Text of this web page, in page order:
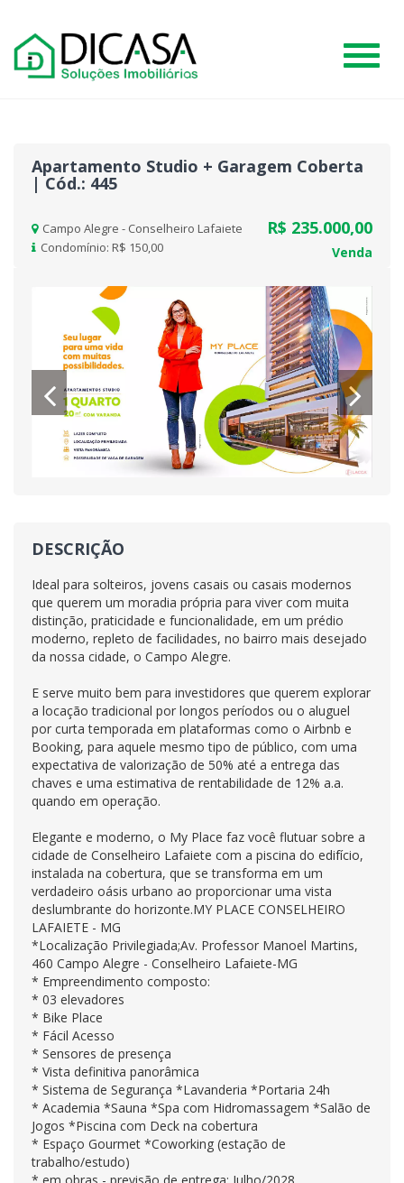
#
Apartamento Studio + Garagem Coberta
| Cód.: 445
Campo Alegre - Conselheiro Lafaiete
Condomínio: R$ 150,00
R$ 235.000,00
Venda
Previous
DESCRIÇÃO
Ideal para solteiros, jovens casais ou casais modernos
que querem um moradia própria para viver com muita
distinção, praticidade e funcionalidade, em um prédio
moderno, repleto de facilidades, no bairro mais desejado
da nossa cidade, o Campo Alegre.
E serve muito bem para investidores que querem explorar
a locação tradicional por longos períodos ou o aluguel
por curta temporada em plataformas como o Airbnb e
Booking, para aquele mesmo tipo de público, com uma
expectativa de valorização de 50% até a entrega das
chaves e uma estimativa de rentabilidade de 12% a.a.
quando em operação.
Elegante e moderno, o My Place faz você flutuar sobre a
cidade de Conselheiro Lafaiete com a piscina do edifício,
instalada na cobertura, que se transforma em um
verdadeiro oásis urbano ao proporcionar uma vista
deslumbrante do horizonte.MY PLACE CONSELHEIRO
LAFAIETE - MG
*Localização Privilegiada;Av. Professor Manoel Martins,
460 Campo Alegre - Conselheiro Lafaiete-MG
* Empreendimento composto:
* 03 elevadores
* Bike Place
* Fácil Acesso
* Sensores de presença
* Vista definitiva panorâmica
* Sistema de Segurança *Lavanderia *Portaria 24h
* Academia *Sauna *Spa com Hidromassagem *Salão de
Jogos *Piscina com Deck na cobertura
* Espaço Gourmet *Coworking (estação de
trabalho/estudo)